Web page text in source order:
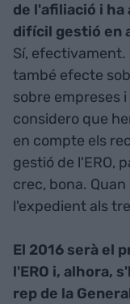
de l'afiliació i ha
difícil gestió en
Sí,
també efecte
sobre empreses
considero que
en compte els
gestió de l'ERO,
crec, bona.
l'expedient als
El 2016 serà el
l'ERO i, alhora,
rep de la